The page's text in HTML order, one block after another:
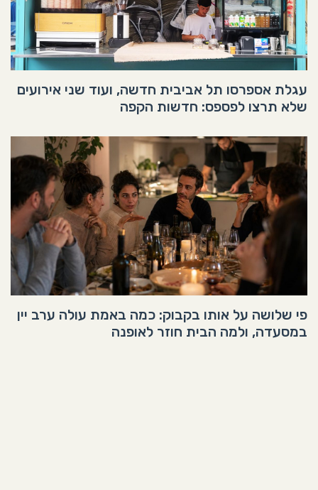
עגלת אספרסו תל אביבית חדשה, ועוד שני אירועים
שלא תרצו לפספס: חדשות הקפה
פי שלושה על אותו בקבוק: כמה באמת עולה ערב יין
במסעדה, ולמה הבית חוזר לאופנה